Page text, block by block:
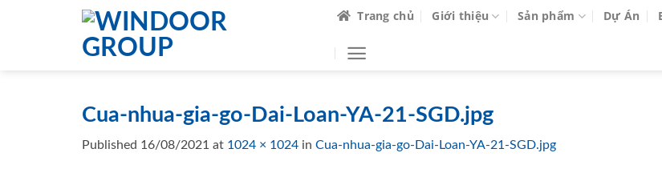
Trang chủ Giới thiệu Sản phẩm Dự Án
Cua-nhua-gia-go-Dai-Loan-YA-21-SGD.jpg
Published 16/08/2021 at 1024 × 1024 in Cua-nhua-gia-go-Dai-Loan-YA-21-SGD.jpg